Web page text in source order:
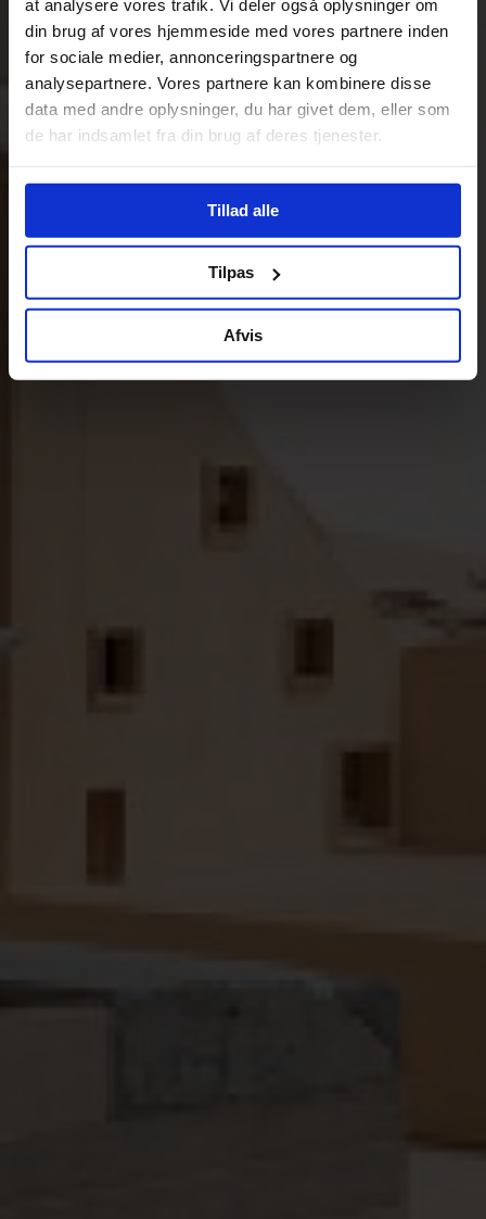
at analysere vores trafik. Vi deler også oplysninger om
din brug af vores hjemmeside med vores partnere inden
for sociale medier, annonceringspartnere og
analysepartnere. Vores partnere kan kombinere disse
data med andre oplysninger, du har givet dem, eller som
de har indsamlet fra din brug af deres tjenester.
Tillad alle
Tilpas
Afvis